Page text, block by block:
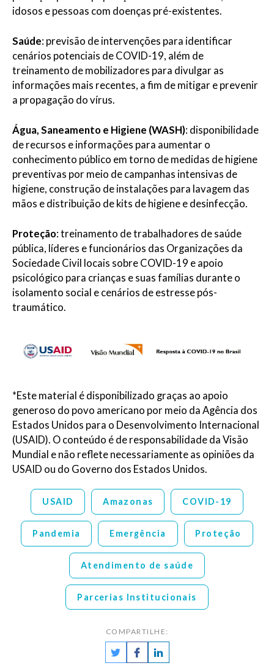
idosos e pessoas com doenças pré-existentes.
Saúde: previsão de intervenções para identificar
cenários potenciais de COVID-19, além de
treinamento de mobilizadores para divulgar as
informações mais recentes, a fim de mitigar e prevenir
a propagação do vírus.
Água, Saneamento e Higiene (WASH): disponibilidade
de recursos e informações para aumentar o
conhecimento público em torno de medidas de higiene
preventivas por meio de campanhas intensivas de
higiene, construção de instalações para lavagem das
mãos e distribuição de kits de higiene e desinfecção.
Proteção: treinamento de trabalhadores de saúde
pública, líderes e funcionários das Organizações da
Sociedade Civil locais sobre COVID-19 e apoio
psicológico para crianças e suas famílias durante o
isolamento social e cenários de estresse pós-
traumático.
*Este material é disponibilizado graças ao apoio
generoso do povo americano por meio da Agência dos
Estados Unidos para o Desenvolvimento Internacional
(USAID). O conteúdo é de responsabilidade da Visão
Mundial e não reflete necessariamente as opiniões da
USAID ou do Governo dos Estados Unidos.
USAID Amazonas COVID-19
Pandemia Emergência Proteção
Atendimento de saúde
Parcerias Institucionais
COMPARTILHE: